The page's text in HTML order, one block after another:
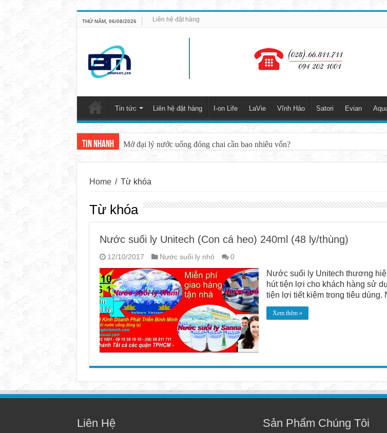
THỨ NĂM, 06/08/2026 Liên hệ đặt hàng
Tin tức Liên hệ đặt hàng I-on Life LaVie Vĩnh Hảo Satori Evian
Tin nhanh Mở đại lý nước uống đóng chai cần bao nhiêu vốn?
Home / Từ khóa
Từ khóa
Nước suối ly Unitech (Con cá heo) 240ml (48 ly/thùng)
12/10/2017 Nước suối ly nhỏ 0
Nước suối ly Unitech thương
hút tiện lợi cho khách hàng sử
tiện lợi tiết kiệm trong tiêu dùng.
Xem thêm »
Liên Hệ Sản Phẩm Chúng Tôi